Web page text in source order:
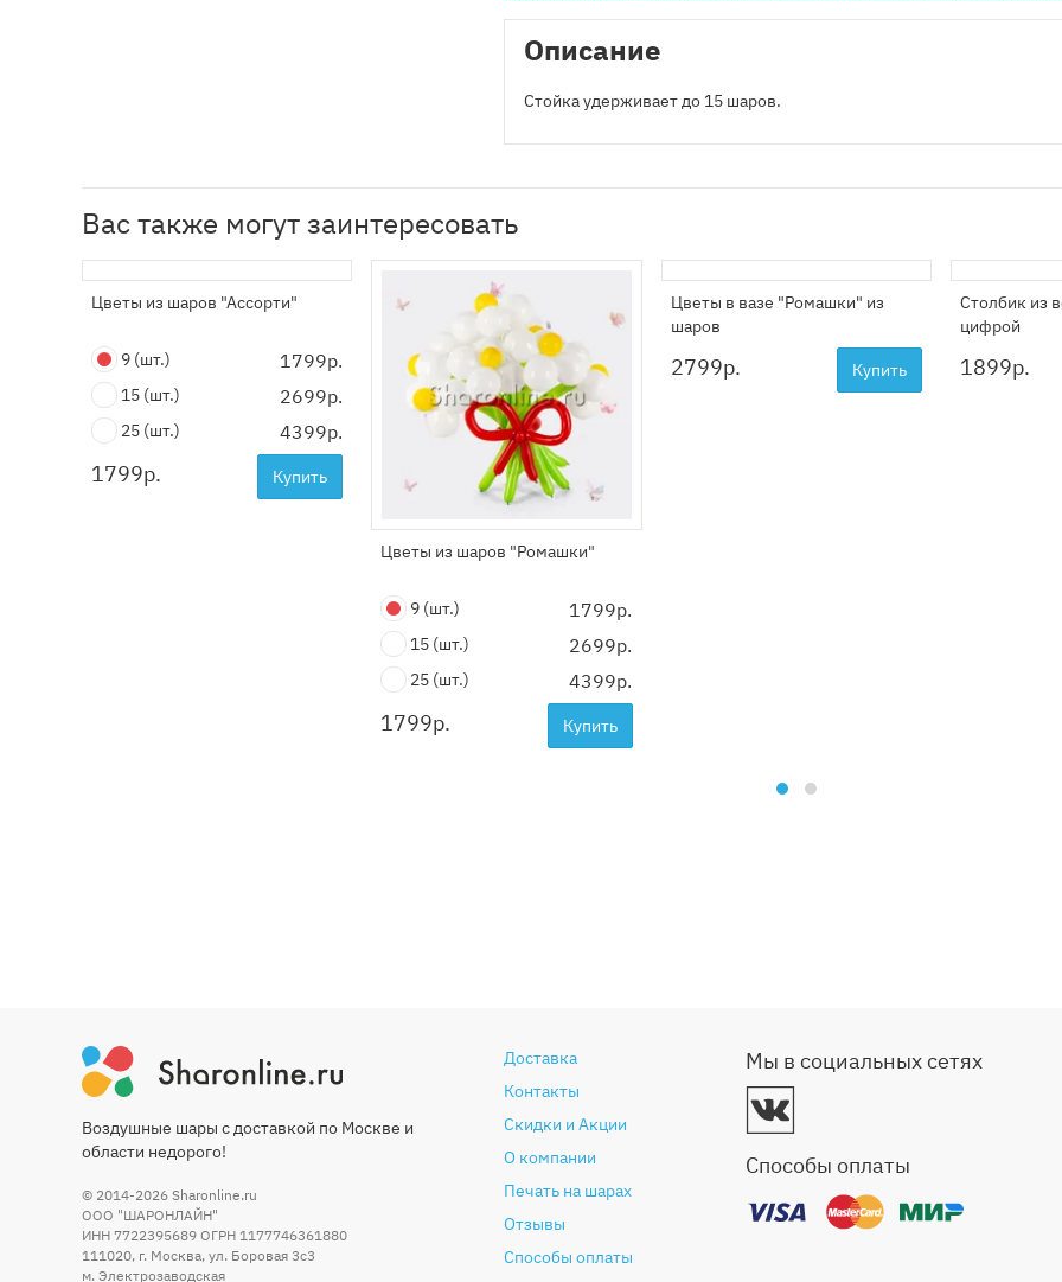
Описание
Стойка удерживает до 15 шаров.
Вас также могут заинтересовать
Цветы из шаров "Ассорти"
9 (шт.) 1799р.
15 (шт.) 2699р.
25 (шт.) 4399р.
1799р. Купить
Цветы из шаров "Ромашки"
9 (шт.) 1799р.
15 (шт.) 2699р.
25 (шт.) 4399р.
1799р. Купить
Цветы в вазе "Ромашки" из
шаров
2799р. Купить
Столбик из
цифрой
1899р.
Воздушные шары с доставкой по Москве и
области недорого!
© 2014-2026 Sharonline.ru
ООО "ШАРОНЛАЙН"
ИНН 7722395689 ОГРН 1177746361880
111020, г. Москва, ул. Боровая 3c3
м. Электрозаводская
Доставка
Контакты
Скидки и Акции
О компании
Печать на шарах
Отзывы
Способы оплаты
Мы в социальных сетях
Способы оплаты